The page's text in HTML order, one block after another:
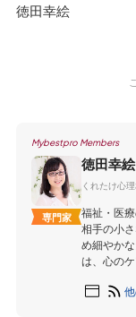
徳田幸絵
Mybestpro Members
専門家
徳田幸絵
くれたけ心
福祉・医
相手の小
め細やか
は、心の